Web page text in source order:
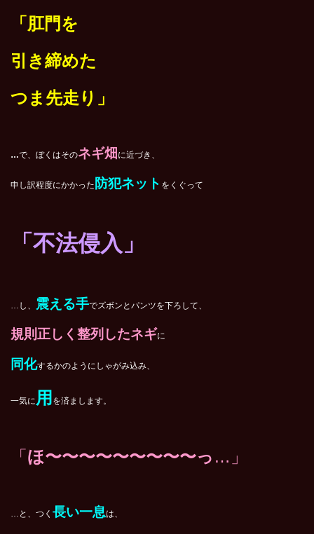
「肛門を
引き締めた
つま先走り」
…で、ぼくはそのネギ畑 に近づき、
申し訳程度にかかった 防犯ネット をくぐって
「不法侵入」
…し、 震える手でズボンとパンツを下ろして、
規則正しく整列したネギに
同化するかのようにしゃがみ込み、
一気に 用 を済まします。
「 ほ〜〜〜〜〜〜〜〜〜っ …」
…と、つく 長い一息は、